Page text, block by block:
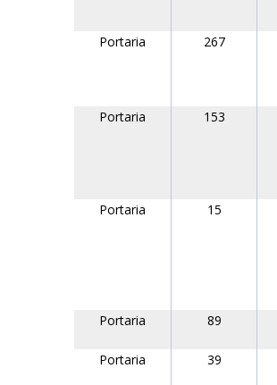
Portaria 267
Portaria 153
Portaria 15
Portaria 89
Portaria 39